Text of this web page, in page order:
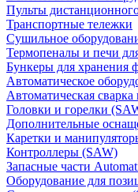
Пульты
Транспортные тележки
Сушильное
Термопеналы и печи
Бункеры для хранения
Автоматическое
Автоматическая
Головки и горелки
Дополнительные
Каретки и
Контроллеры (SAW)
Запасные части
Оборудование для